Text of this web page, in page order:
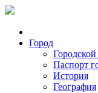
Город
Паспорт
История
География